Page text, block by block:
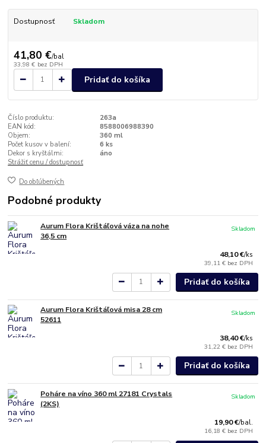
Dostupnosť Skladom
41,80 €/bal
33,98 € bez DPH
Pridať do košíka
Číslo produktu:
263a
EAN kód:
8588006988390
Objem:
360 ml
Počet kusov v balení:
6 ks
Dekor s kryštálmi:
áno
Strážiť cenu / dostupnosť
Do obľúbených
Podobné produkty
Aurum Flora Krištáľová váza na nohe
36,5 cm
48,10 €/ks
39,11 € bez DPH
Skladom
Pridať do košíka
Aurum Flora Krištáľová misa 28 cm
52611
38,40 €/ks
31,22 € bez DPH
Skladom
Pridať do košíka
Poháre na víno 360 ml 27181 Crystals
(2KS)
19,90 €/bal.
16,18 € bez DPH
Skladom